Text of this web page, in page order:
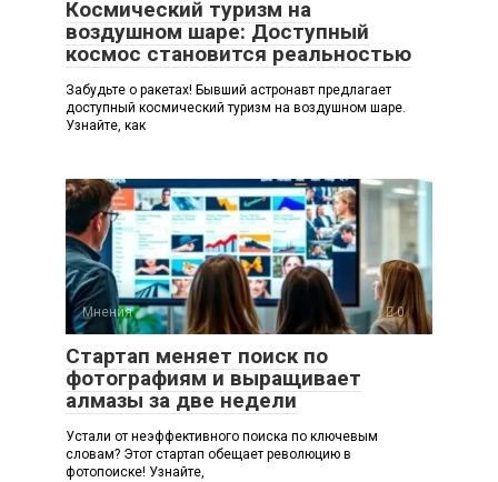
Космический туризм на
воздушном шаре: Доступный
космос становится реальностью
Забудьте о ракетах! Бывший астронавт предлагает
доступный космический туризм на воздушном шаре.
Узнайте, как
Мнения 0
Стартап меняет поиск по
фотографиям и выращивает
алмазы за две недели
Устали от неэффективного поиска по ключевым
словам? Этот стартап обещает революцию в
фотопоиске! Узнайте,